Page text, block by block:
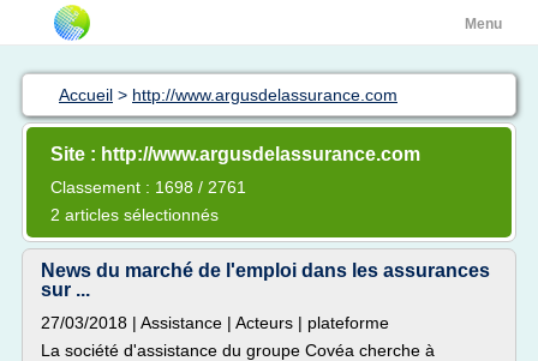
Menu
Accueil > http://www.argusdelassurance.com
Site : http://www.argusdelassurance.com
Classement : 1698 / 2761
2 articles sélectionnés
News du marché de l'emploi dans les assurances
sur ...
27/03/2018 | Assistance | Acteurs | plateforme
La société d'assistance du groupe Covéa cherche à